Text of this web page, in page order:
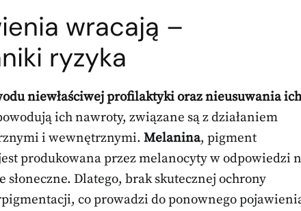
wracają –
ryzyka
niewłaściwej profilaktyki oraz nieusuwania ich
ich nawroty, związane są z działaniem
i wewnętrznymi. Melanina, pigment
produkowana przez melanocyty w odpowiedzi
Dlatego, brak skutecznej ochrony
co prowadzi do ponownego